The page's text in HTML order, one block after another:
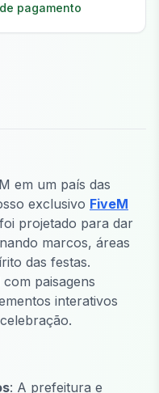
pagamento
em um país das
exclusivo FiveM
projetado para dar
marcos, áreas
das festas.
paisagens
interativos
: A prefeitura e